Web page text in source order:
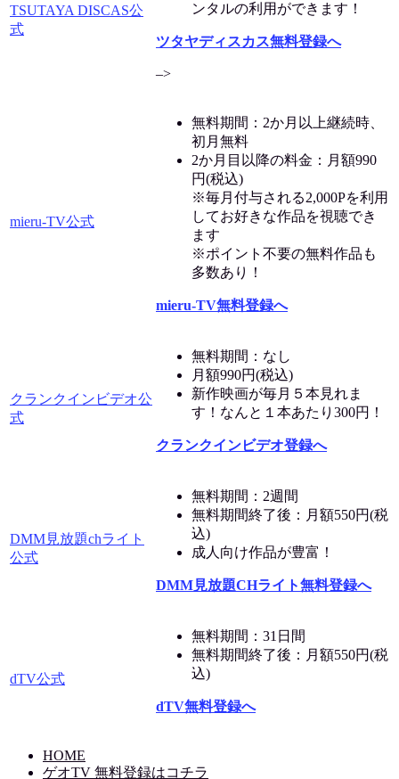
TSUTAYA DISCAS公
式
ンタルの利用ができます！
ツタヤディスカス無料登録へ
–>
mieru-TV公式
無料期間：2か月以上継続時、
初月無料
2か月目以降の料金：月額990
円(税込)
※毎月付与される2,000Pを利用
してお好きな作品を視聴でき
ます
※ポイント不要の無料作品も
多数あり！
mieru-TV無料登録へ
クランクインビデオ公
式
無料期間：なし
月額990円(税込)
新作映画が毎月５本見れま
す！なんと１本あたり300円！
クランクインビデオ登録へ
DMM見放題chライト
公式
無料期間：2週間
無料期間終了後：月額550円(税
込)
成人向け作品が豊富！
DMM見放題CHライト無料登録へ
dTV公式
無料期間：31日間
無料期間終了後：月額550円(税
込)
dTV無料登録へ
HOME
ゲオTV 無料登録はコチラ